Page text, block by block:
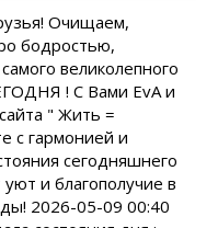
Очищаем,
бодростью,
великолепного
! С Вами EvA и
" Жить =
с гармонией и
сегодняшнего
и благополучие в
2026-05-09 00:40